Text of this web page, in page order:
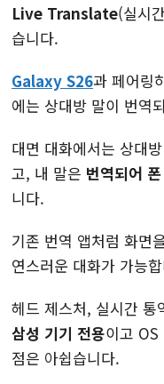
Live Translate(실시
습니다.
Galaxy S26과 페어링
에는 상대방 말이 번역
대면 대화에서는 상대
고, 내 말은 번역되어
니다.
기존 번역 앱처럼 화면
연스러운 대화가 가능
헤드 제스처, 실시간 통
삼성 기기 전용이고
점은 아쉽습니다.